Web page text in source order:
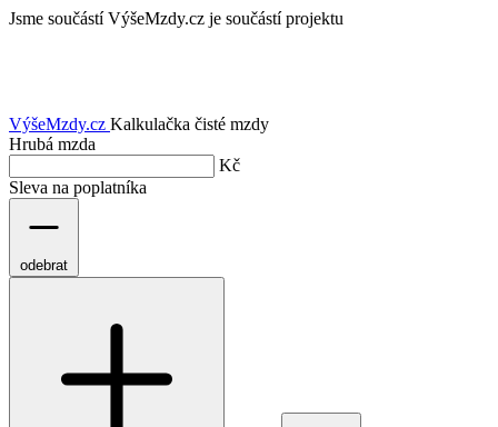
Jsme součástí VýšeMzdy.cz je součástí projektu
VýšeMzdy.cz Kalkulačka čisté mzdy
Hrubá mzda
Kč
Sleva na poplatníka
odebrat